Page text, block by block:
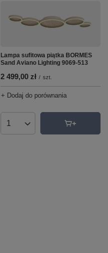
Lampa sufitowa piątka BORMES
Sand Aviano Lighting 9069-513
2 499,00 zł / szt.
+ Dodaj do porównania
Ilość produktów